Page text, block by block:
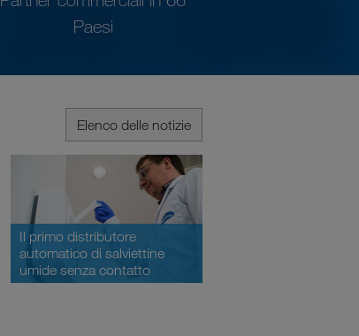
Paesi
Elenco delle notizie
Il primo distributore
automatico di salviettine
umide senza contatto